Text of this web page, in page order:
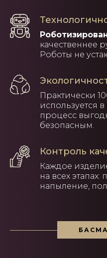
качественнее
Роботы не
Практически
используется
процесс
безопасным.
Контроль
Каждое
на всех
напыление,